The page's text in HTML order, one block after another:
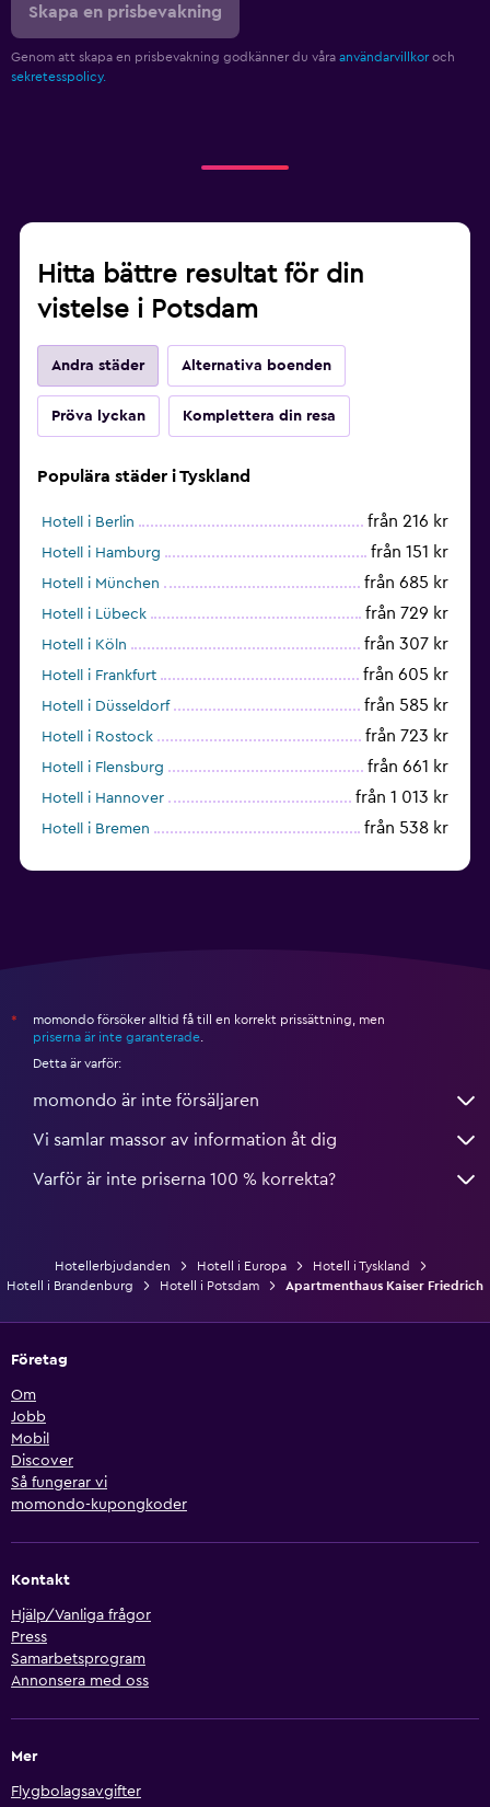
Skapa en prisbevakning
Genom att skapa en prisbevakning godkänner du våra användarvillkor och
sekretesspolicy.
Hitta bättre resultat för din
vistelse i Potsdam
Andra städer Alternativa boenden
Pröva lyckan Komplettera din resa
Populära städer i Tyskland
Hotell i Berlin från 216 kr
Hotell i Hamburg från 151 kr
Hotell i München från 685 kr
Hotell i Lübeck från 729 kr
Hotell i Köln från 307 kr
Hotell i Frankfurt från 605 kr
Hotell i Düsseldorf från 585 kr
Hotell i Rostock från 723 kr
Hotell i Flensburg från 661 kr
Hotell i Hannover från 1 013 kr
Hotell i Bremen från 538 kr
*
momondo försöker alltid få till en korrekt prissättning, men
priserna är inte garanterade
Detta är varför:
momondo är inte försäljaren
Vi samlar massor av information åt dig
Varför är inte priserna 100 % korrekta?
Hotellerbjudanden Hotell i Europa
Hotell i Tyskland
Hotell i Brandenburg
Hotell i Potsdam Apartmenthaus Kaiser Friedrich
Företag
Om
Jobb
Mobil
Discover
Så fungerar vi
momondo-kupongkoder
Kontakt
Hjälp/Vanliga frågor
Press
Samarbetsprogram
Annonsera med oss
Mer
Flygbolagsavgifter